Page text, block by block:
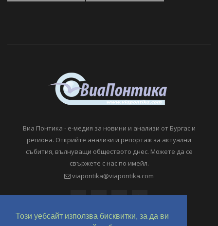
Този уебсайт използва бисквитки, за да ви
Виа Понтика - е-медия за новини и анализи от Бургас и
региона. Открийте анализи и репортаж за актуални
събития, вълнуващи обществото днес. Можете да се
свържете с нас по имейл.
viapontika@viapontika.com